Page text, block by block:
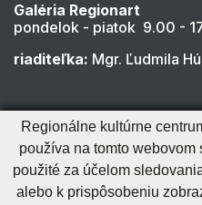
Galéria Regionart
pondelok - piatok 9.00 -
riaditeľka: Mgr. Ľudmila
Cookies nastavenieCookies -
Regionálne kultúrne
používa na tomto
použité za účelom
alebo k prispôsobeniu